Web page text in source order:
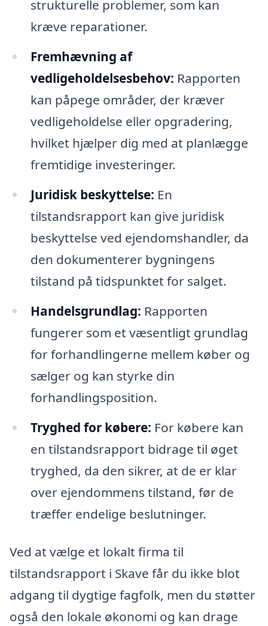
strukturelle problemer, som kan
kræve reparationer.
Fremhævning af
vedligeholdelsesbehov: Rapporten
kan påpege områder, der kræver
vedligeholdelse eller opgradering,
hvilket hjælper dig med at planlægge
fremtidige investeringer.
Juridisk beskyttelse: En
tilstandsrapport kan give juridisk
beskyttelse ved ejendomshandler, da
den dokumenterer bygningens
tilstand på tidspunktet for salget.
Handelsgrundlag: Rapporten
fungerer som et væsentligt grundlag
for forhandlingerne mellem køber og
sælger og kan styrke din
forhandlingsposition.
Tryghed for købere: For købere kan
en tilstandsrapport bidrage til øget
tryghed, da den sikrer, at de er klar
over ejendommens tilstand, før de
træffer endelige beslutninger.
Ved at vælge et lokalt firma til
tilstandsrapport i Skave får du ikke blot
adgang til dygtige fagfolk, men du støtter
også den lokale økonomi og kan drage